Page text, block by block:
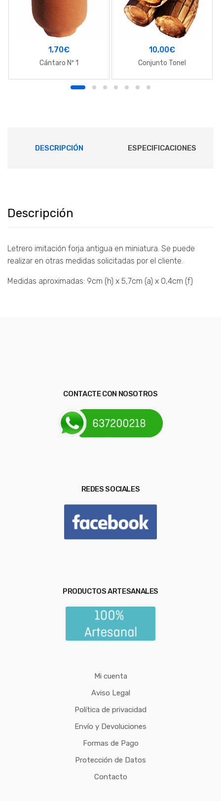
1,70€
Cántaro Nº 1
10,00€
Conjunto Tonel
DESCRIPCIÓN ESPECIFICACIONES
Descripción
Letrero imitación forja antigua en miniatura. Se puede
realizar en otras medidas solicitadas por el cliente.
Medidas aproximadas: 9cm (h) x 5,7cm (a) x 0,4cm (f)
CONTACTE CON NOSOTROS
REDES SOCIALES
PRODUCTOS ARTESANALES
Mi cuenta
Aviso Legal
Política de privacidad
Envío y Devoluciones
Formas de Pago
Protección de Datos
Contacto